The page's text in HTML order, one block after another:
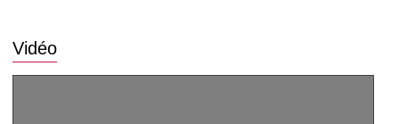
Vidéo